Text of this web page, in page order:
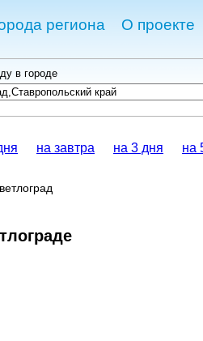
региона О проекте
в городе
на завтра на 3 дня на